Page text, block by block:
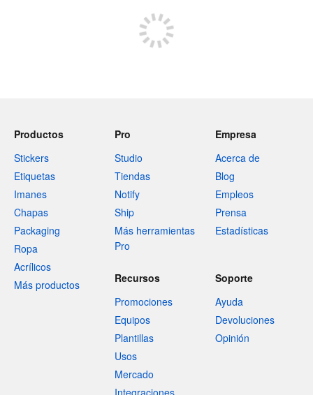
Productos
Stickers
Etiquetas
Imanes
Chapas
Packaging
Ropa
Acrílicos
Más productos
Pro
Studio
Tiendas
Notify
Ship
Más herramientas
Pro
Empresa
Acerca de
Blog
Empleos
Prensa
Estadísticas
Recursos
Promociones
Equipos
Plantillas
Usos
Mercado
Integraciones
Soporte
Ayuda
Devoluciones
Opinión